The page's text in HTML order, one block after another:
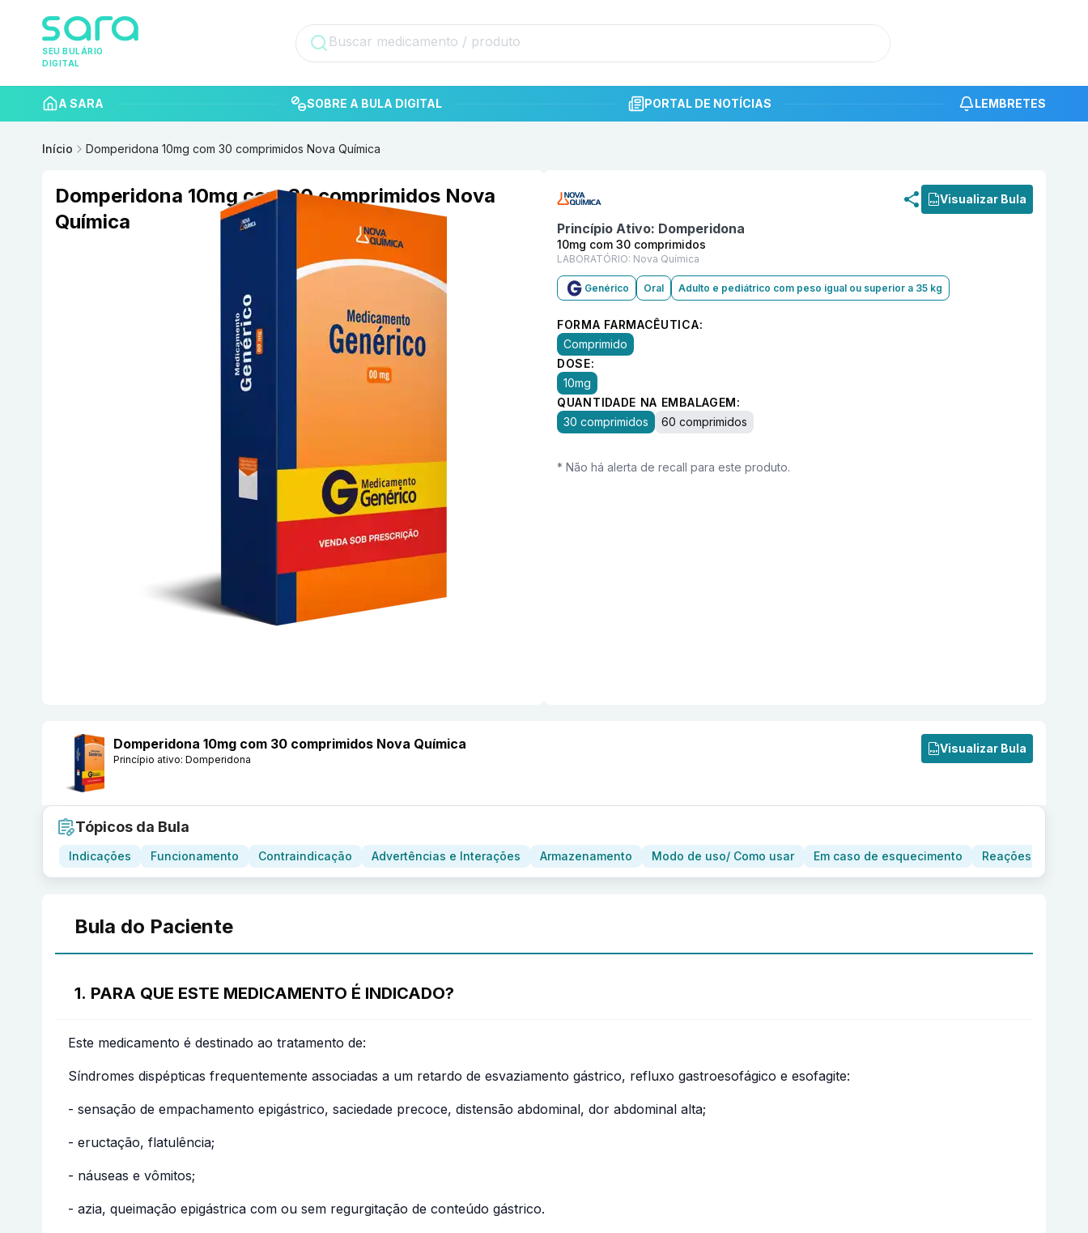
SEU BULÁRIO
DIGITAL
A SARA SOBRE A BULA DIGITAL PORTAL DE NOTÍCIAS LEMBRETES
Início Domperidona 10mg com 30 comprimidos Nova Química
Domperidona 10mg com 30 comprimidos Nova
Química
Visualizar Bula
Princípio Ativo: Domperidona
10mg com 30 comprimidos
LABORATÓRIO: Nova Química
Genérico Oral Adulto e pediátrico com peso igual ou superior a 35 kg
FORMA FARMACÊUTICA:
Comprimido
DOSE:
10mg
QUANTIDADE NA EMBALAGEM:
30 comprimidos
60 comprimidos
* Não há alerta de recall para este produto.
Domperidona 10mg com 30 comprimidos Nova Química
Princípio ativo: Domperidona
Visualizar Bula
Tópicos da Bula
Indicações Funcionamento Contraindicação Advertências e Interações Armazenamento Modo de uso/ Como usar Em caso de esquecimento Reações adversas
Bula do Paciente
1. PARA QUE ESTE MEDICAMENTO É INDICADO?
Este medicamento é destinado ao tratamento de:
Síndromes dispépticas frequentemente associadas a um retardo de esvaziamento gástrico, refluxo gastroesofágico e esofagite:
- sensação de empachamento epigástrico, saciedade precoce, distensão abdominal, dor abdominal alta;
- eructação, flatulência;
- náuseas e vômitos;
- azia, queimação epigástrica com ou sem regurgitação de conteúdo gástrico.